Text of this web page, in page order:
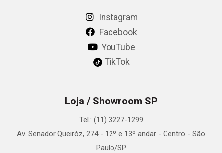
Instagram
Facebook
YouTube
TikTok
Loja / Showroom SP
Tel.: (11) 3227-1299
Av. Senador Queiróz, 274 - 12º e 13º andar - Centro - São
Paulo/SP